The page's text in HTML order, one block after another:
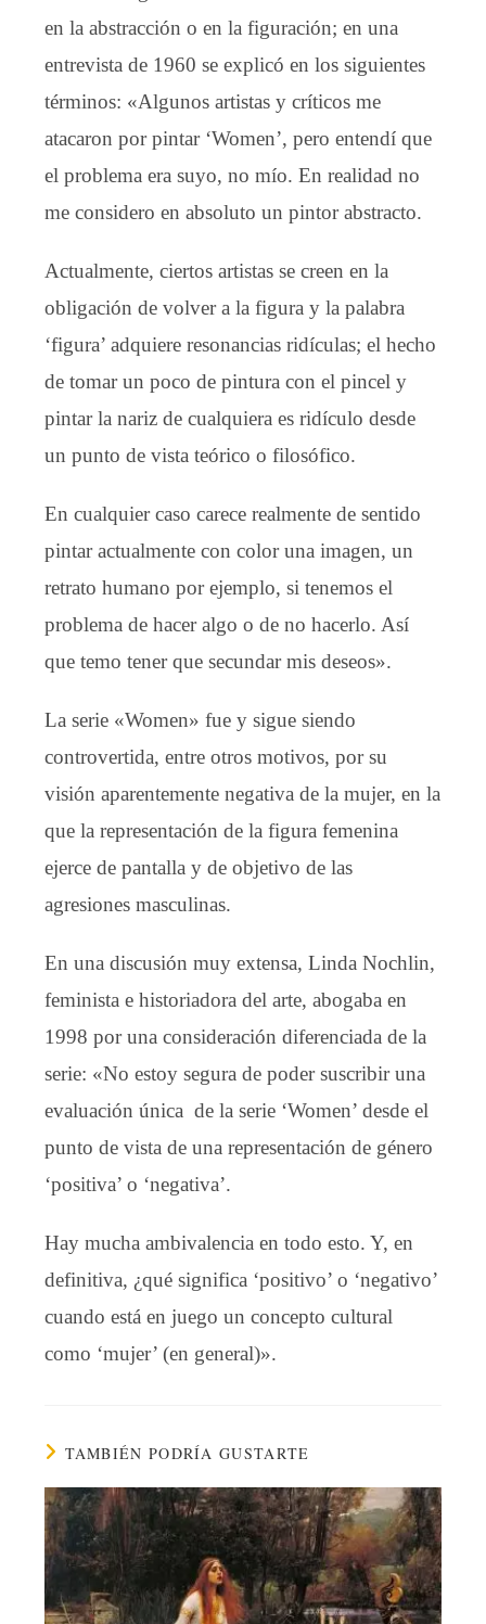
en la abstracción o en la figuración; en una
entrevista de 1960 se explicó en los siguientes
términos: «Algunos artistas y críticos me
atacaron por pintar ‘Women’, pero entendí que
el problema era suyo, no mío. En realidad no
me considero en absoluto un pintor abstracto.
Actualmente, ciertos artistas se creen en la
obligación de volver a la figura y la palabra
‘figura’ adquiere resonancias ridículas; el hecho
de tomar un poco de pintura con el pincel y
pintar la nariz de cualquiera es ridículo desde
un punto de vista teórico o filosófico.
En cualquier caso carece realmente de sentido
pintar actualmente con color una imagen, un
retrato humano por ejemplo, si tenemos el
problema de hacer algo o de no hacerlo. Así
que temo tener que secundar mis deseos».
La serie «Women» fue y sigue siendo
controvertida, entre otros motivos, por su
visión aparentemente negativa de la mujer, en la
que la representación de la figura femenina
ejerce de pantalla y de objetivo de las
agresiones masculinas.
En una discusión muy extensa, Linda Nochlin,
feminista e historiadora del arte, abogaba en
1998 por una consideración diferenciada de la
serie: «No estoy segura de poder suscribir una
evaluación única de la serie ‘Women’ desde el
punto de vista de una representación de género
‘positiva’ o ‘negativa’.
Hay mucha ambivalencia en todo esto. Y, en
definitiva, ¿qué significa ‘positivo’ o ‘negativo’
cuando está en juego un concepto cultural
como ‘mujer’ (en general)».
TAMBIÉN PODRÍA GUSTARTE